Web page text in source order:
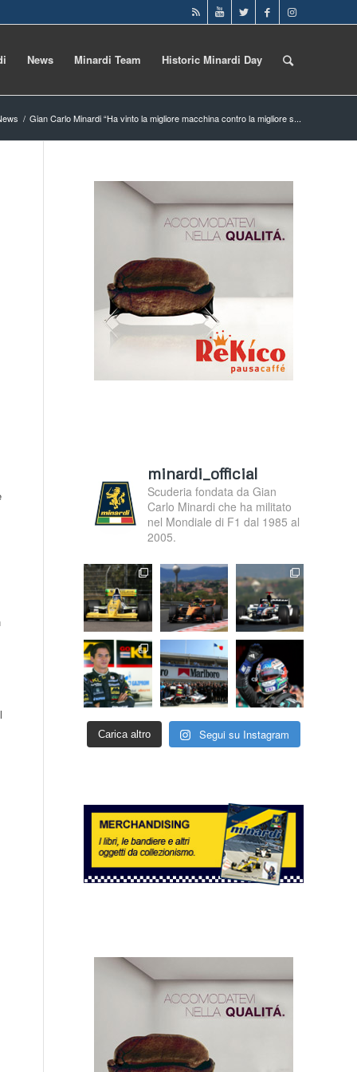
News Minardi Team Historic Minardi Day
/ Gian Carlo Minardi “Ha vinto la migliore macchina contro la migliore s...
minardi_official
Scuderia fondata da Gian
Carlo Minardi che ha militato
nel Mondiale di F1 dal 1985 al
2005.
Carica altro Segui su Instagram